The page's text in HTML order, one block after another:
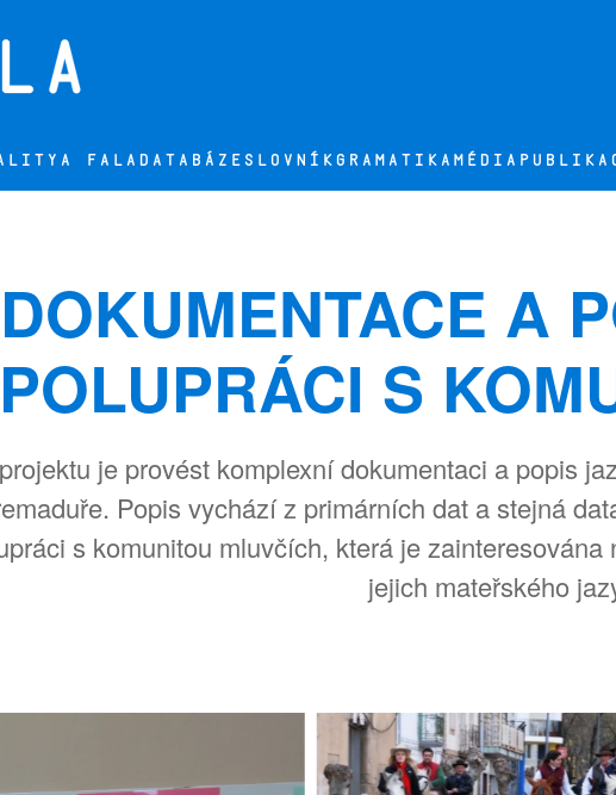
A FALA DATABÁZE SLOVNÍKGRAMATIKA MÉDIA
DOKUMENTACE A
S
je provést komplexní dokumentaci a popis
Popis vychází z primárních dat a stejná
s komunitou mluvčích, která je
jejich mateřského